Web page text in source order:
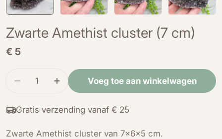
Zwarte Amethist cluster (7 cm)
Normale
€ 5
Hoeveelheid
Verminder de hoeveelheid voor Zwarte
Verhoog de hoeveelheid voor Zwarte
Voeg toe aan winkelwagen
Gratis verzending vanaf € 25
Zwarte Amethist cluster van 7x6x5 cm.